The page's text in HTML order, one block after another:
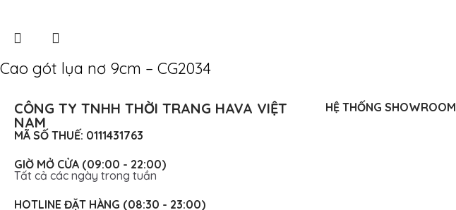
Cao gót lụa nơ 9cm – CG2034
CÔNG TY TNHH THỜI TRANG HAVA VIỆT
NAM
MÃ SỐ THUẾ: 0111431763
GIỜ MỞ CỬA (09:00 - 22:00)
Tất cả các ngày trong tuần
HOTLINE ĐẶT HÀNG (08:30 - 23:00)
HỆ THỐNG SHOWROOM